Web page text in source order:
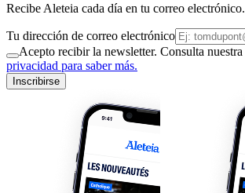
Recibe Aleteia cada día en tu correo electrónico.
Tu dirección de correo electrónico
Acepto recibir la newsletter. Consulta nuestra
privacidad para saber más.
Inscribirse